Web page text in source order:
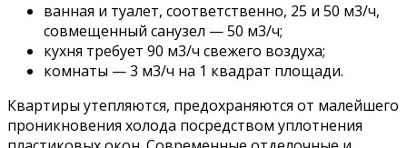
ванная и туалет, соответственно, 25 и 50 м3/ч,
совмещенный санузел — 50 м3/ч;
кухня требует 90 м3/ч свежего воздуха;
комнаты — 3 м3/ч на 1 квадрат площади.
Квартиры утепляются, предохраняются от малейшего
проникновения холода посредством уплотнения